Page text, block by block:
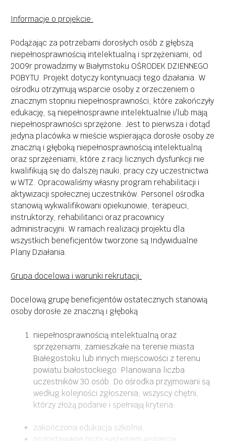
Informacje o projekcie:
Podążając za potrzebami dorosłych osób z głębszą
niepełnosprawnością intelektualną i sprzężeniami, od
2009r prowadzimy w Białymstoku OŚRODEK DZIENNEGO
POBYTU. Projekt dotyczy kontynuacji tego działania. W
ośrodku otrzymują wsparcie osoby z orzeczeniem o
znacznym stopniu niepełnosprawności, które zakończyły
edukację, są niepełnosprawne intelektualnie i/lub mają
niepełnosprawności sprzężone. Jest to pierwsza i dotąd
jedyna placówka w mieście wspierająca dorosłe osoby ze
znaczną i głęboką niepełnosprawnością intelektualną
oraz sprzężeniami, które z racji licznych dysfunkcji nie
kwalifikują się do dalszej nauki, pracy czy uczestnictwa
w WTZ. Opracowaliśmy własny program rehabilitacji i
aktywizacji społecznej uczestników. Personel ośrodka
stanowią wykwalifikowani opiekunowie, terapeuci,
instruktorzy, rehabilitanci oraz pracownicy
administracyjni. W ramach realizacji projektu dla
wszystkich beneficjentów tworzone są Indywidualne
Plany Działania.
Grupa docelowa i warunki rekrutacji:
Docelową grupę beneficjentów ostatecznych stanowią
osoby dorosłe ze znaczną i głęboką
niepełnosprawnością intelektualną oraz
sprzężeniami, zamieszkałe na terenie miasta
Białegostoku lub innych miejscowości z terenu
powiatu białostockiego. Planowana liczba
uczestników 30 osób. Do ośrodka przyjmowani są
według kolejności zgłoszenia, wszyscy chętni,
którzy złożą podanie i spełniają kryteria:
zakończona edukacja szkolna,